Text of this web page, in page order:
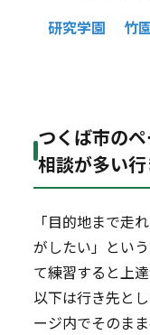
研究学園
竹
つくば市の
相談が多い
「目的地まで走
がしたい」とい
て練習すると上達
以下は行き先と
ージ内でそのまま